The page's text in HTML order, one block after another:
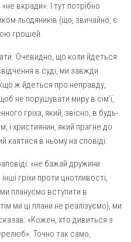
вкради». І тут потрібно
льодяників (що, звичайно, є
грошей.
Очевидно, що коли йдеться
в суді, ми завжди
ж йдеться про неправду,
не порушувати миру в сім’ї,
гріха, який, звісно, в будь-
і християнин, який прагне до
каятися в ньому на сповіді.
«не бажай дружини
гріхи проти цнотливості,
плануємо вступити в
ми ці плани не реалізуємо), ми
«Кожен, хто дивиться з
Точно так само,